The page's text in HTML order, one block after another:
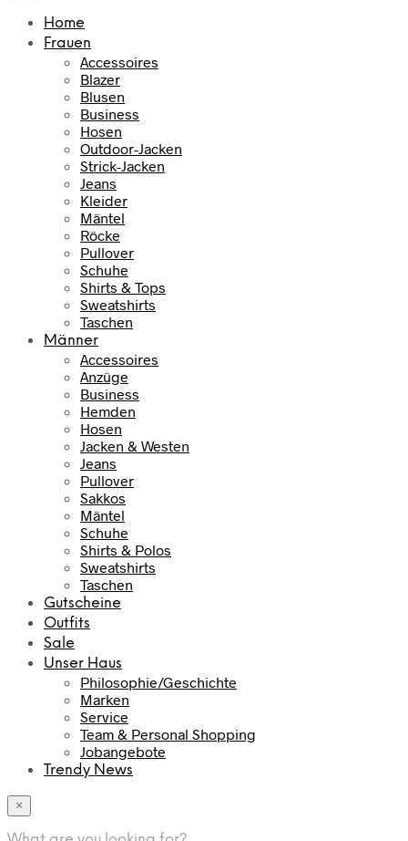
Home
Frauen
Accessoires
Blazer
Blusen
Business
Hosen
Outdoor-Jacken
Strick-Jacken
Jeans
Kleider
Mäntel
Röcke
Pullover
Schuhe
Shirts & Tops
Sweatshirts
Taschen
Männer
Accessoires
Anzüge
Business
Hemden
Hosen
Jacken & Westen
Jeans
Pullover
Sakkos
Mäntel
Schuhe
Shirts & Polos
Sweatshirts
Taschen
Gutscheine
Outfits
Sale
Unser Haus
Philosophie/Geschichte
Marken
Service
Team & Personal Shopping
Jobangebote
Trendy News
×